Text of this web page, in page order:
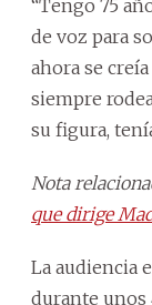
“Tengo 75
de voz para
ahora se
siempre
su figura,
Nota
que dirige
La audiencia
durante unos